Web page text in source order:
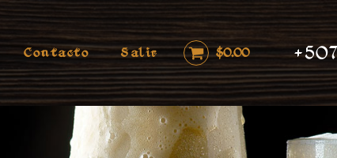
Contacto Salir $0.00